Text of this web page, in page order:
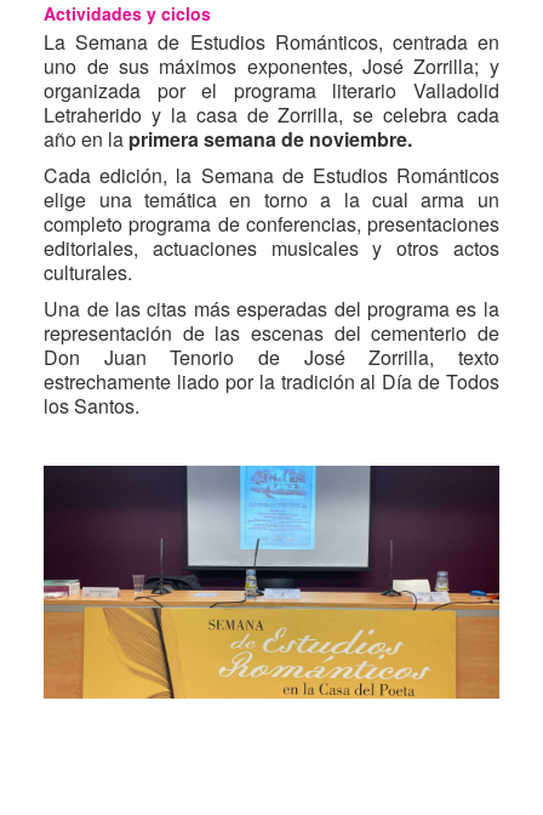
Actividades y ciclos
La Semana de Estudios Románticos, centrada en
uno de sus máximos exponentes, José Zorrilla; y
organizada por el programa literario Valladolid
Letraherido y la casa de Zorrilla, se celebra cada
año en la primera semana de noviembre.
Cada edición, la Semana de Estudios Románticos
elige una temática en torno a la cual arma un
completo programa de conferencias, presentaciones
editoriales, actuaciones musicales y otros actos
culturales.
Una de las citas más esperadas del programa es la
representación de las escenas del cementerio de
Don Juan Tenorio de José Zorrilla, texto
estrechamente liado por la tradición al Día de Todos
los Santos.